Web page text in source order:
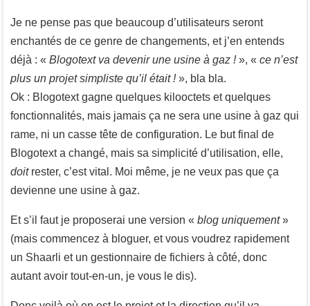
Je ne pense pas que beaucoup d’utilisateurs seront
enchantés de ce genre de changements, et j’en entends
déjà : « Blogotext va devenir une usine à gaz !», « ce n’est
plus un projet simpliste qu’il était !», bla bla.
Ok : Blogotext gagne quelques kilooctets et quelques
fonctionnalités, mais jamais ça ne sera une usine à gaz qui
rame, ni un casse tête de configuration. Le but final de
Blogotext a changé, mais sa simplicité d’utilisation, elle,
doitrester, c’est vital. Moi même, je ne veux pas que ça
devienne une usine à gaz.
Et s’il faut je proposerai une version « blog uniquement»
(mais commencez à bloguer, et vous voudrez rapidement
un Shaarli et un gestionnaire de fichiers à côté, donc
autant avoir tout-en-un, je vous le dis).